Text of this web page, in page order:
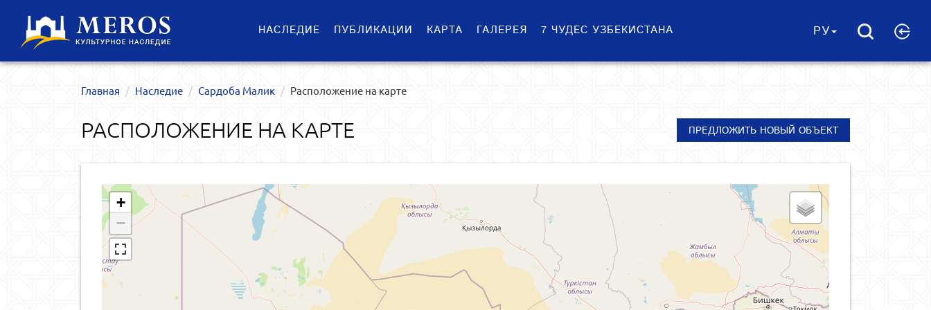
НАСЛЕДИЕ ПУБЛИКАЦИИ КАРТА ГАЛЕРЕЯ 7 ЧУДЕС УЗБЕКИСТАНА РУ
Главная Наследие Сардоба Малик Расположение на карте
РАСПОЛОЖЕНИЕ НА КАРТЕ ПРЕДЛОЖИТЬ НОВЫЙ ОБЪЕКТ
+
−